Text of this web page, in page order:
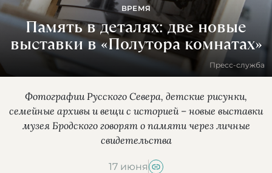
ВРЕМЯ
Память в деталях: две новые
выставки в «Полутора комнатах»
Пресс-служба
Фотографии Русского Севера, детские рисунки,
семейные архивы и вещи с историей – новые выставки
музея Бродского говорят о памяти через личные
свидетельства
17 июня